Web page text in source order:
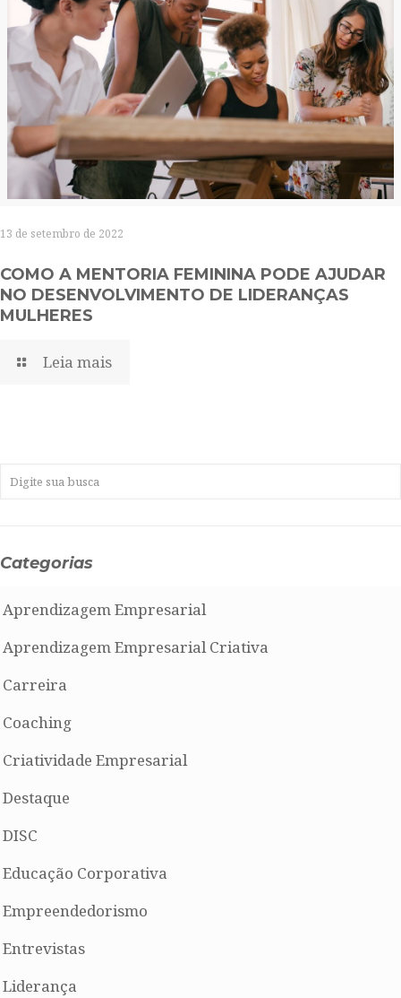
13 de setembro de 2022
COMO A MENTORIA FEMININA PODE AJUDAR
NO DESENVOLVIMENTO DE LIDERANÇAS
MULHERES
Leia mais
Categorias
Aprendizagem Empresarial
Aprendizagem Empresarial Criativa
Carreira
Coaching
Criatividade Empresarial
Destaque
DISC
Educação Corporativa
Empreendedorismo
Entrevistas
Liderança